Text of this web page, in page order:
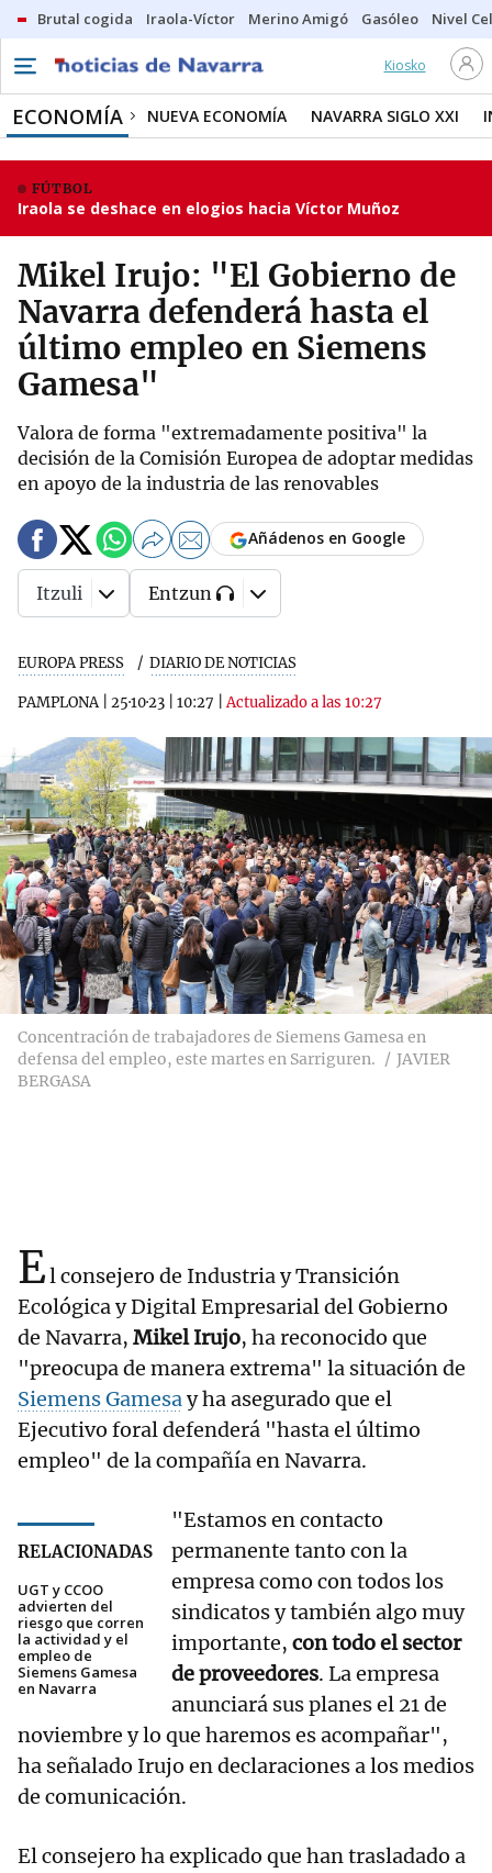
Brutal cogida Iraola-Víctor Merino Amigó Gasóleo Nivel
Kiosko
ECONOMÍA NUEVA ECONOMÍA NAVARRA SIGLO XXI
FÚTBOL
Iraola se deshace en elogios hacia Víctor Muñoz
Mikel Irujo: "El Gobierno de
Navarra defenderá hasta el
último empleo en Siemens
Gamesa"
Valora de forma "extremadamente positiva" la
decisión de la Comisión Europea de adoptar medidas
en apoyo de la industria de las renovables
EUROPA PRESS DIARIO DE NOTICIAS
PAMPLONA| 25·10·23 10:27 |Actualizado a las 10:27
Añádenos en Google
Itzuli Entzun
Concentración de trabajadores de Siemens Gamesa en
defensa del empleo, este martes en Sarriguren.
JAVIER
BERGASA
El consejero de Industria y Transición
Ecológica y Digital Empresarial del Gobierno
de Navarra, Mikel Irujo, ha reconocido que
"preocupa de manera extrema" la situación de
Siemens Gamesay ha asegurado que el
Ejecutivo foral defenderá "hasta el último
empleo" de la compañía en Navarra.
RELACIONADAS
UGT y CCOO
advierten del
riesgo que corren
la actividad y el
empleo de
Siemens Gamesa
en Navarra
"Estamos en contacto
permanente tanto con la
empresa como con todos los
sindicatos y también algo muy
importante, con todo el sector
de proveedores. La empresa
anunciará sus planes el 21 de
noviembre y lo que haremos es acompañar",
ha señalado Irujo en declaraciones a los medios
de comunicación.
El consejero ha explicado que han trasladado a